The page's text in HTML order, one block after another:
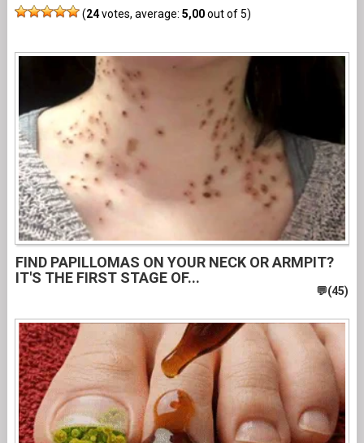
(24votes, average: 5,00out of 5)
FIND PAPILLOMAS ON YOUR NECK OR ARMPIT?
IT'S THE FIRST STAGE OF...